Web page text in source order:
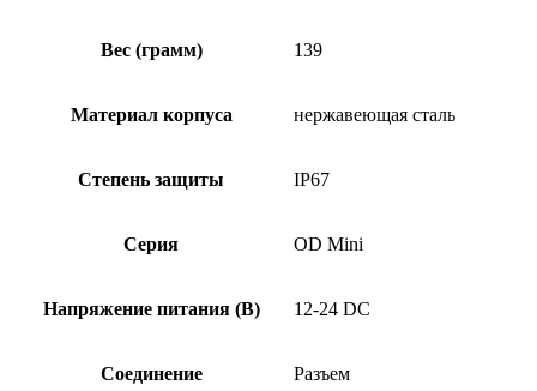
Вес (грамм) 139
Материал корпуса нержавеющая сталь
Степень защиты IP67
Серия OD Mini
Напряжение питания (В) 12-24 DC
Соединение Разъем